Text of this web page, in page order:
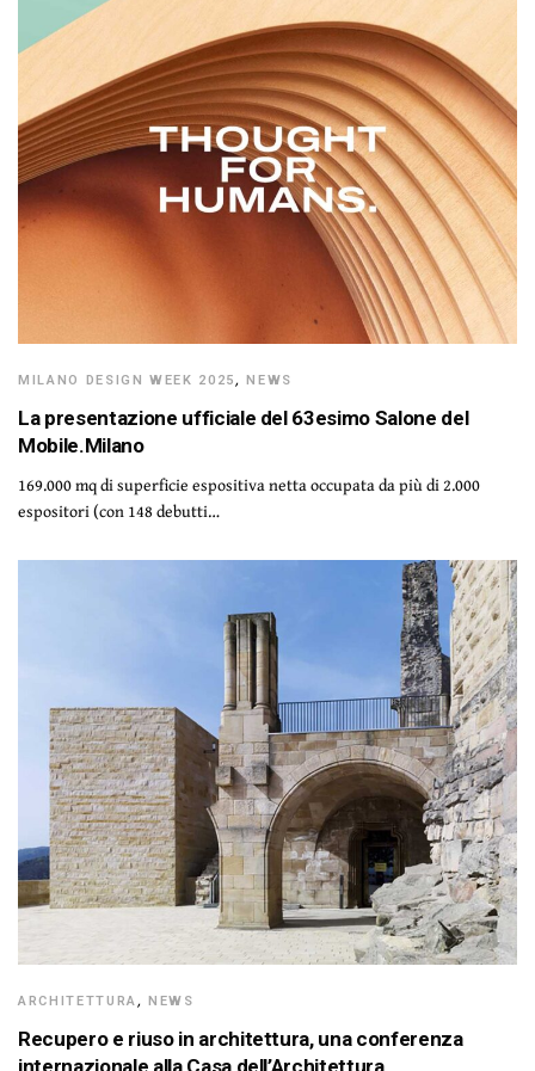
MILANO DESIGN WEEK 2025,NEWS
La presentazione ufficiale del 63esimo Salone del
Mobile.Milano
169.000 mq di superficie espositiva netta occupata da più di 2.000
espositori (con 148 debutti…
ARCHITETTURA,NEWS
Recupero e riuso in architettura, una conferenza
internazionale alla Casa dell’Architettura